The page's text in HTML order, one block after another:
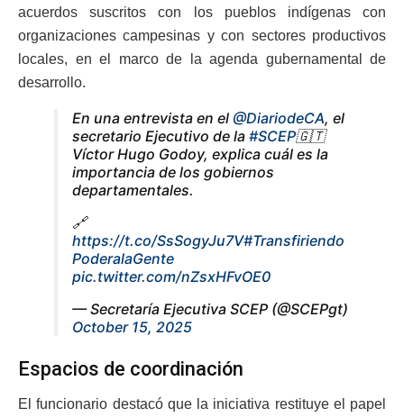
acuerdos suscritos con los pueblos indígenas con
organizaciones campesinas y con sectores productivos
locales, en el marco de la agenda gubernamental de
desarrollo.
En una entrevista en el @DiariodeCA, el
secretario Ejecutivo de la #SCEP🇬🇹
Víctor Hugo Godoy, explica cuál es la
importancia de los gobiernos
departamentales.
🔗
https://t.co/SsSogyJu7V#Transfiriendo
PoderalaGente
pic.twitter.com/nZsxHFvOE0
— Secretaría Ejecutiva SCEP (@SCEPgt)
October 15, 2025
Espacios de coordinación
El funcionario destacó que la iniciativa restituye el papel